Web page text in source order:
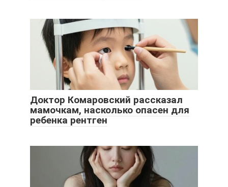
Доктор Комаровский рассказал
мамочкам, насколько опасен для
ребенка рентген